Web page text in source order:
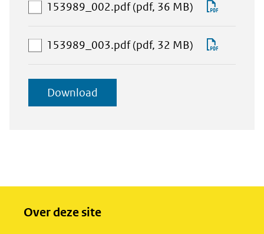
selectie
153989_002.pdf(pdf, 36 MB) aan
selectie
153989_003.pdf(pdf, 32 MB) aan
Download
items
Over deze site